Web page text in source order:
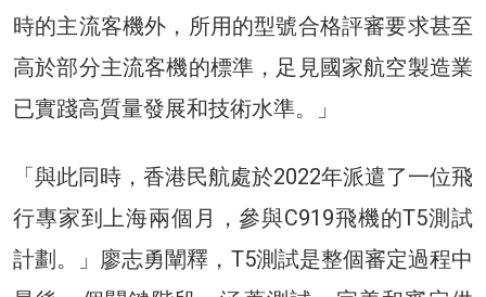
時的主流客機外，所用的型號合格評審要求甚至
高於部分主流客機的標準，足見國家航空製造業
已實踐高質量發展和技術水準。」
「與此同時，香港民航處於2022年派遣了一位飛
行專家到上海兩個月，參與C919飛機的T5測試
計劃。」廖志勇闡釋，T5測試是整個審定過程中